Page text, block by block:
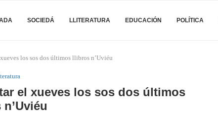
SOCIEDÁ LLITERATURA EDUCACIÓN POLÍTICA
los sos dos últimos llibros n’Uviéu
el xueves los sos dos últimos